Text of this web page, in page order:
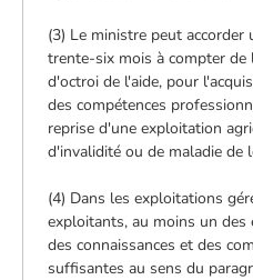
(3) Le ministre peut accorder
trente-six mois à compter de
d'octroi de l'aide, pour
des compétences
reprise d'une exploitation
d'invalidité ou de maladie de
(4) Dans les exploitations
exploitants, au moins un
des connaissances et des
suffisantes au sens du